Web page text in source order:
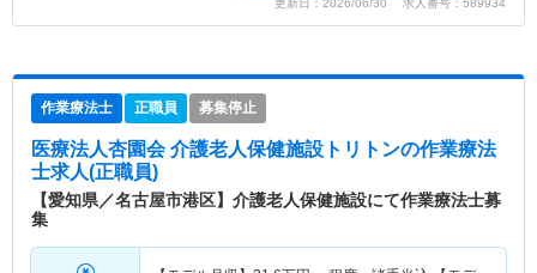
更新日：2026/06/30 求人番号：589934
作業療法士 正職員 募集停止
医療法人杏園会 介護老人保健施設トリトンの作業療法
士求人(正職員)
【愛知県／名古屋市港区】介護老人保健施設にて作業療法士募
集